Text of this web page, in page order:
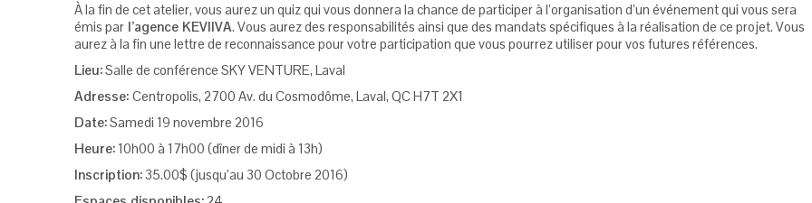
À la fin de cet atelier, vous aurez un quiz qui vous donnera la chance de participer à l’organisation d’un événement qui vous sera
émis par l’agence KEVIIVA. Vous aurez des responsabilités ainsi que des mandats spécifiques à la réalisation de ce projet. Vous
aurez à la fin une lettre de reconnaissance pour votre participation que vous pourrez utiliser pour vos futures références.
Lieu:Salle de conférence SKY VENTURE, Laval
Adresse: Centropolis, 2700 Av. du Cosmodôme, Laval, QC H7T 2X1
Date:Samedi 19 novembre 2016
Heure: 10h00 à 17h00 (dîner de midi à 13h)
Inscription: 35.00$ (jusqu’au 30 Octobre 2016)